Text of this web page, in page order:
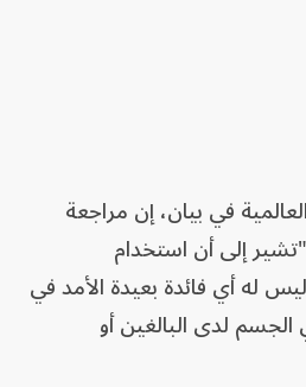
في بيان، إن مراجعة
إلى أن استخدام
له أي فائدة بعيدة الأمد في
لدى البالغين أو